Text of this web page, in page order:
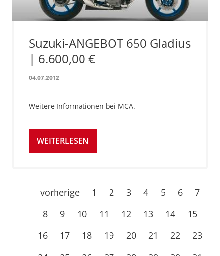
Suzuki-ANGEBOT 650 Gladius
| 6.600,00 €
04.07.2012
Weitere Informationen bei MCA.
WEITERLESEN
vorherige 1 2 3 4 5 6
7
8
9 10 11 12 13 14
15
16
17 18 19 20 21 22
23